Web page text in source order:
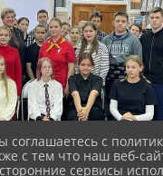
с
с тем что наш веб-
сервисы